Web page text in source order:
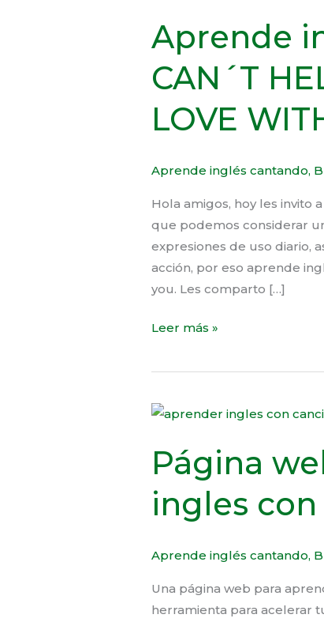
Aprende
CAN´T
LOVE
Aprende inglés cantando,
Hola amigos, hoy les invito
que podemos considerar
expresiones de uso diario,
acción, por eso aprende
you. Les comparto […]
Leer más »
Página
ingles
Aprende inglés cantando,
Una página web para
herramienta para acelerar
Página
para
aprender
ingles
con